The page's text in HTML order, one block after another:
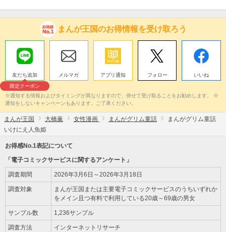
まんが王国のお得情報を受け取ろう
友だち追加
限定クーポン
メルマガ アプリ通知 フォロー いいね
※通知する情報およびタイミングが異なりますので、併せて受け取ることをお勧めします。 ※
通知をしないキャンペーンもあります。ご了承ください。
まんが王国 大橋薫 女性漫画 まんがグリム童話
まんがグリム童話
いけにえ人魚姫
お得感No.1表記について
「電子コミックサービスに関するアンケート」
調査期間 2026年3月6日～2026年3月18日
調査対象
まんが王国または主要電子コミックサービスのうちいずれか
をメイン且つ有料で利用している20歳～69歳の男女
サンプル数 1,236サンプル
調査方法 インターネットリサーチ